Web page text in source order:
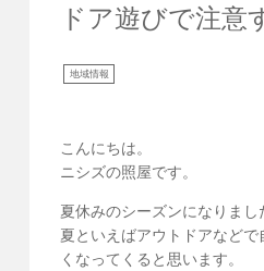
ドア遊びで注意
地域情報
こんにちは。
ニシズの照屋です。
夏休みのシーズンになりまし
夏といえばアウトドアなど
くなってくると思います。